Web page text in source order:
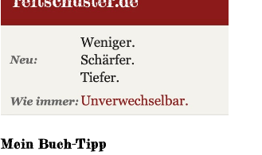
Mein Buch-Tipp